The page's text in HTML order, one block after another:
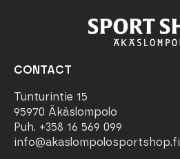
CONTACT
Tunturintie 15
95970 Äkäslompolo
Puh. +358 16 569 099
info@akaslompolosportshop.fi